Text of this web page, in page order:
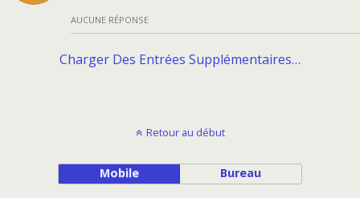
AUCUNE RÉPONSE
Charger Des Entrées Supplémentaires…
Retour au début
Mobile Bureau